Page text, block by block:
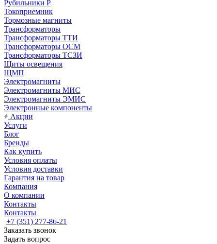
Рубильники Р
Токоприемник
Тормозные магниты
Трансформаторы
Трансформаторы ТТИ
Трансформаторы ОСМ
Трансформаторы ТСЗИ
Щиты освещения
ЩМП
Электромагниты
Электромагниты МИС
Электромагниты ЭМИС
Электронные компоненты
Акции
Услуги
Блог
Бренды
Как купить
Условия оплаты
Условия доставки
Гарантия на товар
Компания
О компании
Контакты
Контакты
+7 (351) 277-86-21
Заказать звонок
Задать вопрос